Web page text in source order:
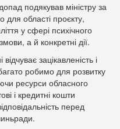
подякував міністру за
для області проєкту,
у сфері психічного
а й конкретні дії.
зацікавленість і
робимо для розвитку
ресурси обласного
і кредитні кошти
перед